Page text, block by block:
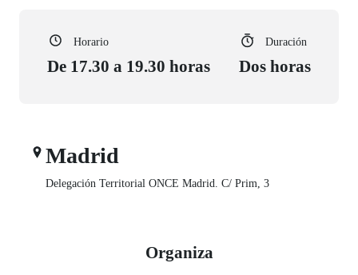
Horario
De 17.30 a 19.30 horas
Duración
Dos horas
Madrid
Delegación Territorial ONCE Madrid. C/ Prim, 3
Organiza